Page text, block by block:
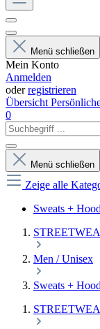
Menü schließen
Mein Konto
Anmelden
oderregistrieren
Übersicht
0
Menü schließen
Zeige alle
Sweats +
Men / Unisex
Sweats +